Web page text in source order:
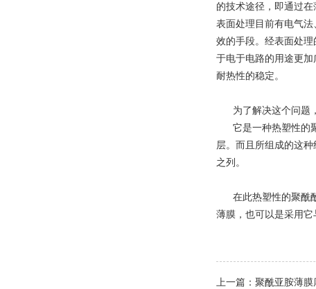
的技术途径，即通过
表面处理目前有电气
效的手段。经表面处
于电于电路的用途更
耐热性的稳定。
为了解决这个问题，
它是一种热塑性的聚
层。而且所组成的这
之列。
在此热塑性的聚酰酰
薄膜，也可以是采用它
上一篇：聚酰亚胺薄